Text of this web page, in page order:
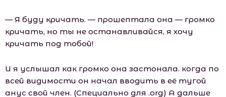
— Я буду кричать. — прошептала она — громко
кричать, но ты не останавливайся, я хочу
кричать под тобой!
И я услышал как громко она застонала. когда по
всей видимости он начал вводить в её тугой
анус свой член. (Специально для .оrg) А дальше